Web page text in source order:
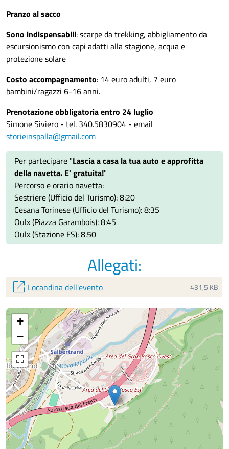
Pranzo al sacco
Sono indispensabili: scarpe da trekking, abbigliamento da
escursionismo con capi adatti alla stagione, acqua e
protezione solare
Costo accompagnamento: 14 euro adulti, 7 euro
bambini/ragazzi 6-16 anni.
Prenotazione obbligatoria entro 24 luglio
Simone Siviero - tel. 340.5830904 - email
storieinspalla@gmail.com
Per partecipare "Lascia a casa la tua auto e approfitta
della navetta. E' gratuita!"
Percorso e orario navetta:
Sestriere (Ufficio del Turismo): 8:20
Cesana Torinese (Ufficio del Turismo): 8:35
Oulx (Piazza Garambois): 8:45
Oulx (Stazione FS): 8.50
Allegati:
open_in_new Locandina dell'evento 431,5 KB
+
−